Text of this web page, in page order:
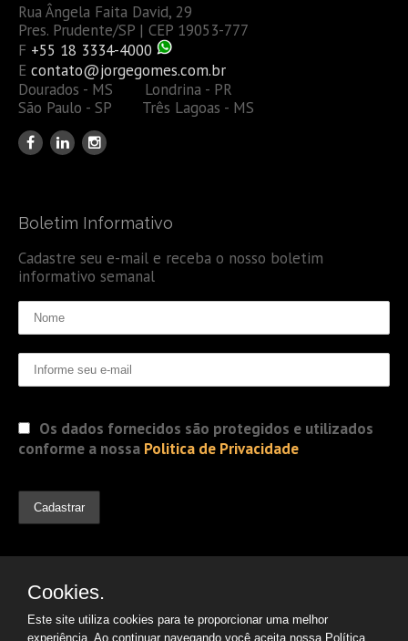
Rua Ângela Faita David, 29
Pres. Prudente/SP | CEP 19053-777
F +55 18 3334-4000
E contato@jorgegomes.com.br
Dourados - MS Londrina - PR
São Paulo - SP Três Lagoas - MS
Boletim Informativo
Cadastre seu e-mail e receba o nosso boletim
informativo semanal
Os dados fornecidos são protegidos e utilizados
conforme a nossa Politica de Privacidade
Cookies.
Este site utiliza cookies para te proporcionar uma melhor
experiência. Ao continuar navegando você aceita nossa Política